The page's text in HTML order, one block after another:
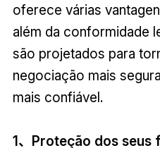
oferece várias
além da conformidade
são projetados para
negociação mais
mais confiável.
1、Proteção dos seus